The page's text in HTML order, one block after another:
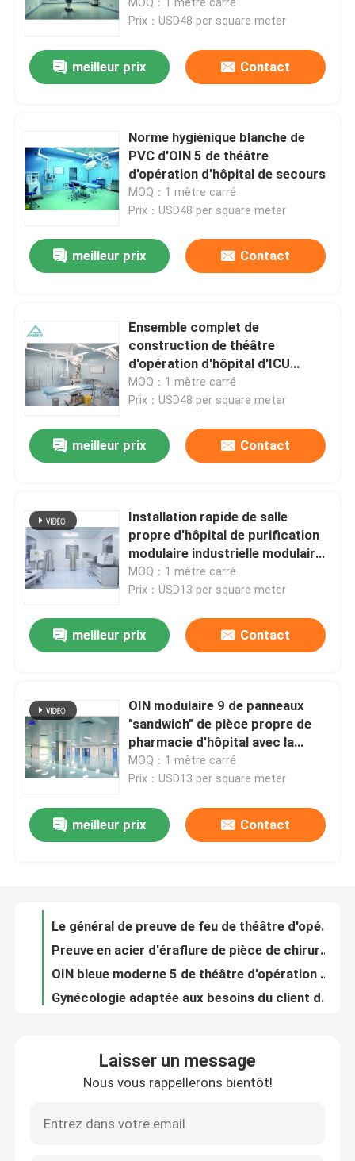
Maison
Produits
Contactez-nous
Nouvelles
Prix：USD48 per square meter
meilleur prix Contact
Norme hygiénique blanche de
PVC d'OIN 5 de théâtre
d'opération d'hôpital de secours
MOQ：1 mètre carré
Prix：USD48 per square meter
meilleur prix Contact
Ensemble complet de
construction de théâtre
d'opération d'hôpital d'ICU
SUS304
MOQ：1 mètre carré
Prix：USD48 per square meter
meilleur prix Contact
Installation rapide de salle
propre d'hôpital de purification
modulaire industrielle modulaire
d'OIN
MOQ：1 mètre carré
Prix：USD13 per square meter
meilleur prix Contact
OIN modulaire 9 de panneaux
"sandwich" de pièce propre de
pharmacie d'hôpital avec la
porte coulissante
MOQ：1 mètre carré
Prix：USD13 per square meter
meilleur prix Contact
Charge statique de pièce de théâtre d'hôpital d'acier inoxydable de théâtre d'opération de chirurgie de gynécologie anti
Laisser un message
Nous vous rappellerons bientôt!